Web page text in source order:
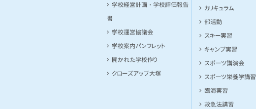
学校経営計画・学校評価報告
書
学校運営協議会
学校案内パンフレット
開かれた学校作り
クローズアップ大塚
カリキュラム
部活動
スキー実習
キャンプ実習
スポーツ講演会
スポーツ栄養学講習
臨海実習
救急法講習